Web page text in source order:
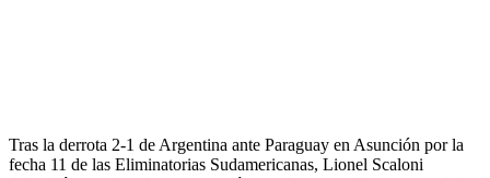
Tras la derrota 2-1 de Argentina ante Paraguay en Asunción por la
fecha 11 de las Eliminatorias Sudamericanas, Lionel Scaloni